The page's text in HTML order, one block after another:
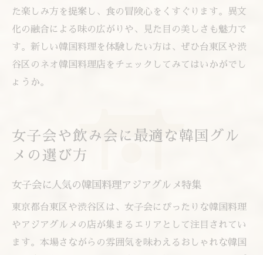
た楽しみ方を提案し、食の冒険心をくすぐります。異文
化の融合による味の広がりや、見た目の美しさも魅力で
す。新しい韓国料理を体験したい方は、ぜひ台東区や渋
谷区のネオ韓国料理店をチェックしてみてはいかがでし
ょうか。
女子会や飲み会に最適な韓国グル
メの選び方
女子会に人気の韓国料理アジアグルメ特集
東京都台東区や渋谷区は、女子会にぴったりな韓国料理
やアジアグルメの店が集まるエリアとして注目されてい
ます。本場さながらの雰囲気を味わえるおしゃれな韓国